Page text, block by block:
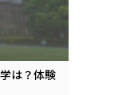
は？体験